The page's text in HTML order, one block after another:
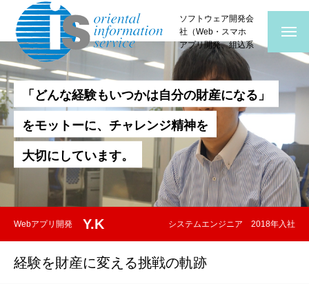
ソフトウェア開発会
社（Web・スマホ
アプリ開発、組込系
ソフトウェア開発）
「 どんな経験もいつかは自分の財産になる 」
をモッ ト ーに、 チャ レンジ精神を
大切に しています。
Webアプリ開発 Y.K システムエンジニア 2018年入社
経験を財産に変える挑戦の軌跡